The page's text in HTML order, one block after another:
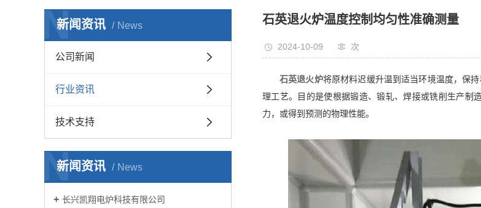
新闻资讯 News
N
公司新闻
行业资讯
技术支持
新闻资讯 News
N
长兴凯翔电炉科技有限公司
石英退火炉温度控制均匀性准确测量
2024-10-09 次
石英退火炉将原材料迟缓升温到适当环境温度，保
理工艺。目的是使根据锻造、锻轧、焊接或铣削生产制
力，或得到预测的物理性能。